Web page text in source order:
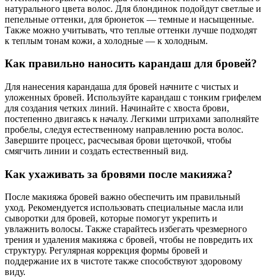
натурального цвета волос. Для блондинок подойдут светлые и
пепельные оттенки, для брюнеток — темные и насыщенные.
Также можно учитывать, что теплые оттенки лучше подходят
к теплым тонам кожи, а холодные — к холодным.
Как правильно наносить карандаш для бровей?
Для нанесения карандаша для бровей начните с чистых и
уложенных бровей. Используйте карандаш с тонким грифелем
для создания четких линий. Начинайте с хвоста брови,
постепенно двигаясь к началу. Легкими штрихами заполняйте
пробелы, следуя естественному направлению роста волос.
Завершите процесс, расчесывая брови щеточкой, чтобы
смягчить линии и создать естественный вид.
Как ухаживать за бровями после макияжа?
После макияжа бровей важно обеспечить им правильный
уход. Рекомендуется использовать специальные масла или
сыворотки для бровей, которые помогут укрепить и
увлажнить волосы. Также старайтесь избегать чрезмерного
трения и удаления макияжа с бровей, чтобы не повредить их
структуру. Регулярная коррекция формы бровей и
поддержание их в чистоте также способствуют здоровому
виду.